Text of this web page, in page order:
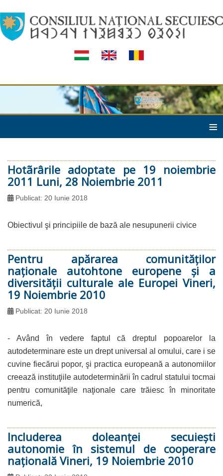
≡
Hotãrârile adoptate pe 19 noiembrie
2011 Luni, 28 Noiembrie 2011
Publicat: 20 Iunie 2018
Obiectivul şi principiile de bază ale nesupunerii civice
Pentru apărarea comunităţilor
naţionale autohtone europene şi a
diversităţii culturale ale Europei Vineri,
19 Noiembrie 2010
Publicat: 20 Iunie 2018
- Având în vedere faptul că dreptul popoarelor la
autodeterminare este un drept universal al omului, care i se
cuvine fiecărui popor, şi practica europeană a autonomiilor
creează instituţiile autodeterminării în cadrul statului tocmai
pentru comunităţile naţionale care trăiesc în minoritate
numerică,
Includerea doleanţei secuieşti
autonomie în sistemul de cooperare
naţională Vineri, 19 Noiembrie 2010